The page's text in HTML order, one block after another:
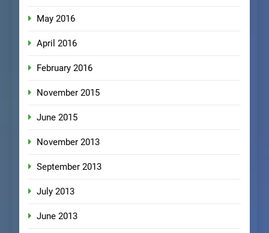
May 2016
April 2016
February 2016
November 2015
June 2015
November 2013
September 2013
July 2013
June 2013